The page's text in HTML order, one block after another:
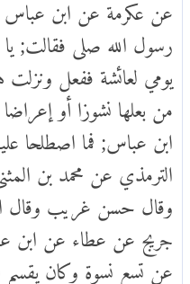
رسول الله صلى فقالت;
يومي لعائشة ففعل
من بعلها نشوزا أو
ابن عباس; فما اصطلحا
الترمذي عن محمد بن
وقال حسن غريب وقال
جريج عن عطاء عن ابن
عن تسع نسوة وكان